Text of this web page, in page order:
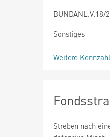
BUNDANL.V.18/
Sonstiges
Weitere
Streben nach